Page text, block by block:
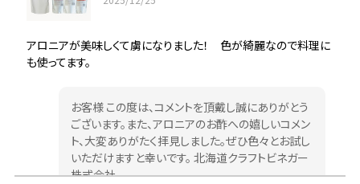
アロニアが美味しくて虜になりました！ 色が綺麗なので料理に
も使ってます。
お客様 この度は、コメントを頂戴し誠にありがとう
ございます。また、アロニアのお酢への嬉しいコメン
ト、大変ありがたく拝見しました。ぜひ色々とお試し
いただけますと幸いです。 北海道クラフトビネガー
株式会社